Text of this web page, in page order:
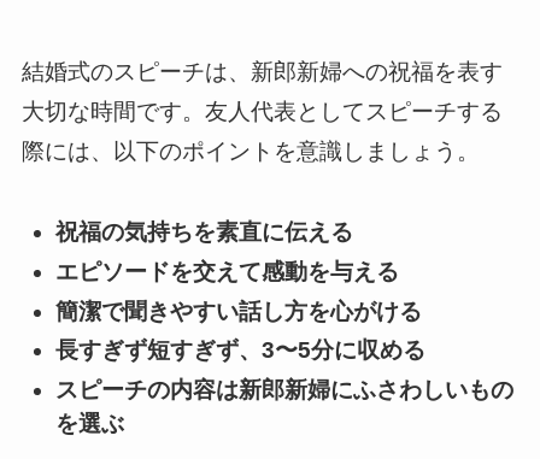
結婚式のスピーチは、新郎新婦への祝福を表す
大切な時間です。友人代表としてスピーチする
際には、以下のポイントを意識しましょう。
祝福の気持ちを素直に伝える
エピソードを交えて感動を与える
簡潔で聞きやすい話し方を心がける
長すぎず短すぎず、3〜5分に収める
スピーチの内容は新郎新婦にふさわしいもの
を選ぶ